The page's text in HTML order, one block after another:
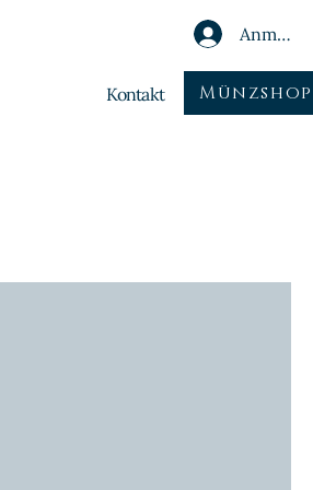
Kontakt
Anmelden
Münzshop